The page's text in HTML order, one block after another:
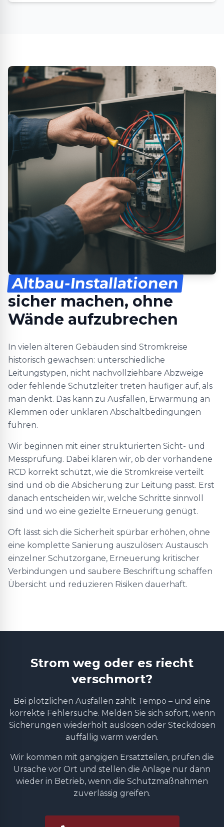
Altbau-Installationen
sicher machen, ohne
Wände aufzubrechen
In vielen älteren Gebäuden sind Stromkreise
historisch gewachsen: unterschiedliche
Leitungstypen, nicht nachvollziehbare Abzweige
oder fehlende Schutzleiter treten häufiger auf, als
man denkt. Das kann zu Ausfällen, Erwärmung an
Klemmen oder unklaren Abschaltbedingungen
führen.
Wir beginnen mit einer strukturierten Sicht- und
Messprüfung. Dabei klären wir, ob der vorhandene
RCD korrekt schützt, wie die Stromkreise verteilt
sind und ob die Absicherung zur Leitung passt. Erst
danach entscheiden wir, welche Schritte sinnvoll
sind und wo eine gezielte Erneuerung genügt.
Oft lässt sich die Sicherheit spürbar erhöhen, ohne
eine komplette Sanierung auszulösen: Austausch
einzelner Schutzorgane, Erneuerung kritischer
Verbindungen und saubere Beschriftung schaffen
Übersicht und reduzieren Risiken dauerhaft.
Strom weg oder es riecht
verschmort?
Bei plötzlichen Ausfällen zählt Tempo – und eine
korrekte Fehlersuche. Melden Sie sich sofort, wenn
Sicherungen wiederholt auslösen oder Steckdosen
auffällig warm werden.
Wir kommen mit gängigen Ersatzteilen, prüfen die
Ursache vor Ort und stellen die Anlage nur dann
wieder in Betrieb, wenn die Schutzmaßnahmen
zuverlässig greifen.